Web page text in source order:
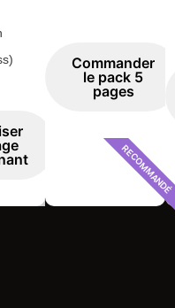
Commander
le pack 5
pages
RECOMMANDÉ